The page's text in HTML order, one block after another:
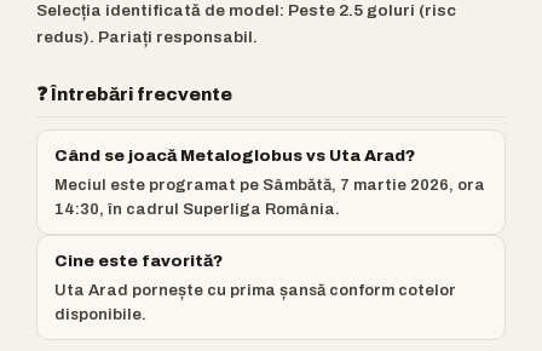
Selecția identificată de model: Peste 2.5 goluri (risc
redus). Pariați responsabil.
❓ Întrebări frecvente
Când se joacă Metaloglobus vs Uta Arad?
Meciul este programat pe Sâmbătă, 7 martie 2026, ora
14:30, în cadrul Superliga România.
Cine este favorită?
Uta Arad pornește cu prima șansă conform cotelor
disponibile.